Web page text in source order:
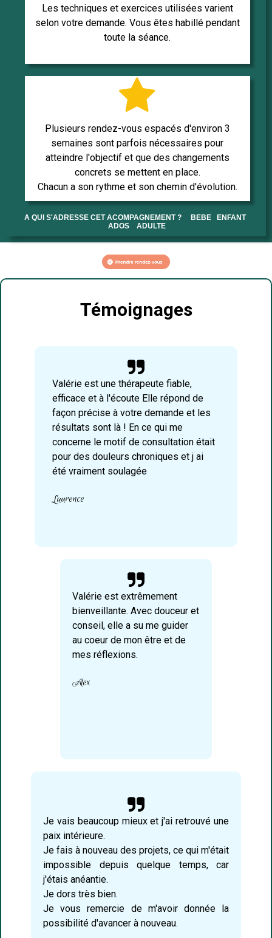
Les techniques et exercices utilisées varient
selon votre demande. Vous êtes habillé pendant
toute la séance.

Plusieurs rendez-vous espacés d'environ 3
semaines sont parfois nécessaires pour
atteindre l'objectif et que des changements
concrets se mettent en place.
Chacun a son rythme et son chemin d'évolution.
A QUI S'ADRESSE CET ACOMPAGNEMENT ?BEBE ENFANT
ADOS ADULTE
Témoignages

Valérie est une thérapeute fiable,
efficace et à l'écoute Elle répond de
façon précise à votre demande et les
résultats sont là ! En ce qui me
concerne le motif de consultation était
pour des douleurs chroniques et j ai
été vraiment soulagée
Laurence

Valérie est extrêmement
bienveillante. Avec douceur et
conseil, elle a su me guider
au coeur de mon être et de
mes réflexions.
Alex

Je vais beaucoup mieux et j'ai retrouvé une
paix intérieure.
Je fais à nouveau des projets, ce qui m'était
impossible depuis quelque temps, car
j'étais anéantie.
Je dors très bien.
Je vous remercie de m'avoir donnée la
possibilité d'avancer à nouveau.